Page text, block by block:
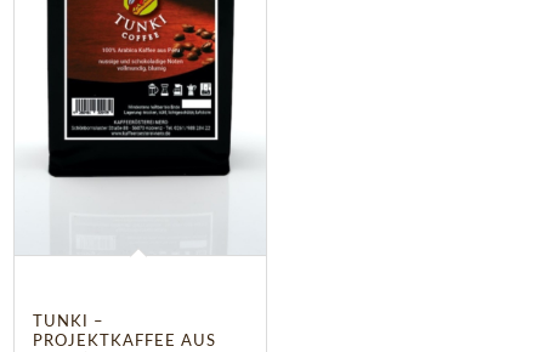
TUNKI –
PROJEKTKAFFEE AUS